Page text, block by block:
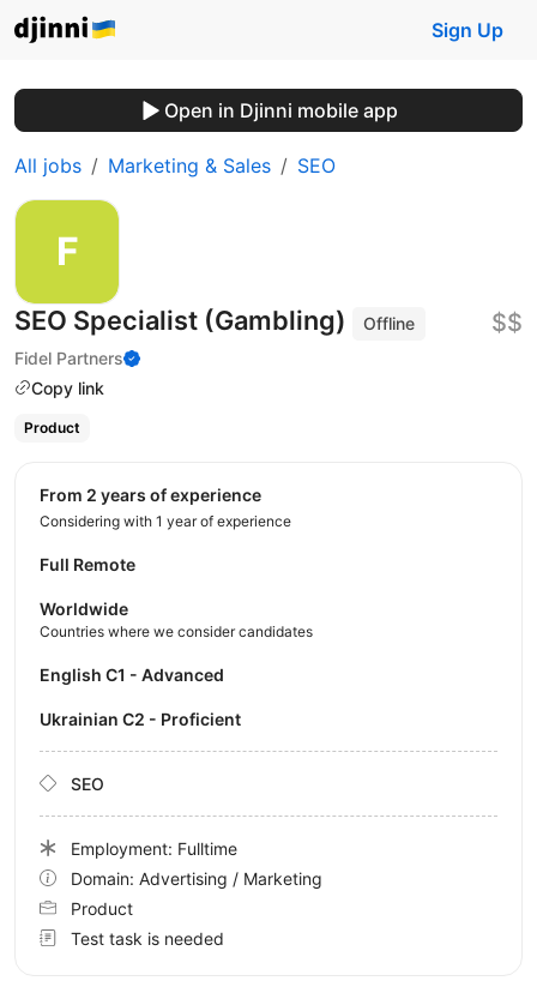
Sign Up
Open in Djinni mobile app
All jobs Marketing & Sales SEO
SEO Specialist (Gambling)
Offline
Fidel Partners
Copy link
$$
Product
from 2 years of experience
Considering with 1 year of experience
Full Remote
Worldwide
Countries where we consider candidates
English C1 - Advanced
Ukrainian C2 - Proficient
SEO
Employment: Fulltime
Domain: Advertising / Marketing
Product
Test task is needed